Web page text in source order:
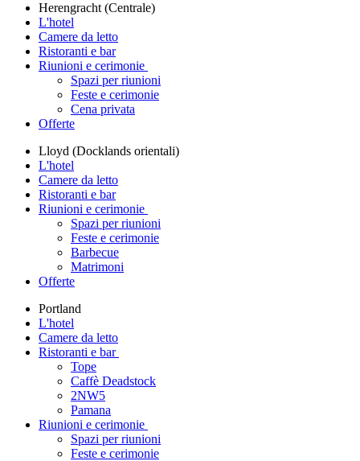
Herengracht (Centrale)
L'hotel
Camere da letto
Ristoranti e bar
Riunioni e cerimonie
Spazi per riunioni
Feste e cerimonie
Cena privata
Offerte
Lloyd (Docklands orientali)
L'hotel
Camere da letto
Ristoranti e bar
Riunioni e cerimonie
Spazi per riunioni
Feste e cerimonie
Barbecue
Matrimoni
Offerte
Portland
L'hotel
Camere da letto
Ristoranti e bar
Tope
Caffè Deadstock
2NW5
Pamana
Riunioni e cerimonie
Spazi per riunioni
Feste e cerimonie